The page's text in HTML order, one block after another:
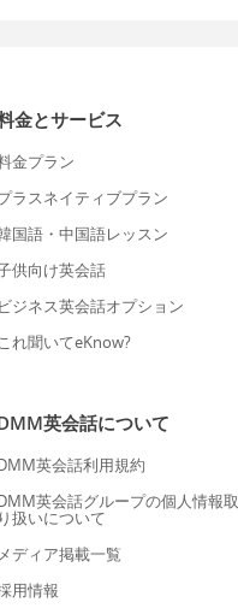
金とサービス
金プラン
ラスネイティブプラン
国語・中国語レッスン
供向け英会話
ビジネス英会話オプション
れ聞いてeKnow?
英会話について
英会話利用規約
英会話グループの個人情報取
り扱いについて
メディア掲載一覧
用情報